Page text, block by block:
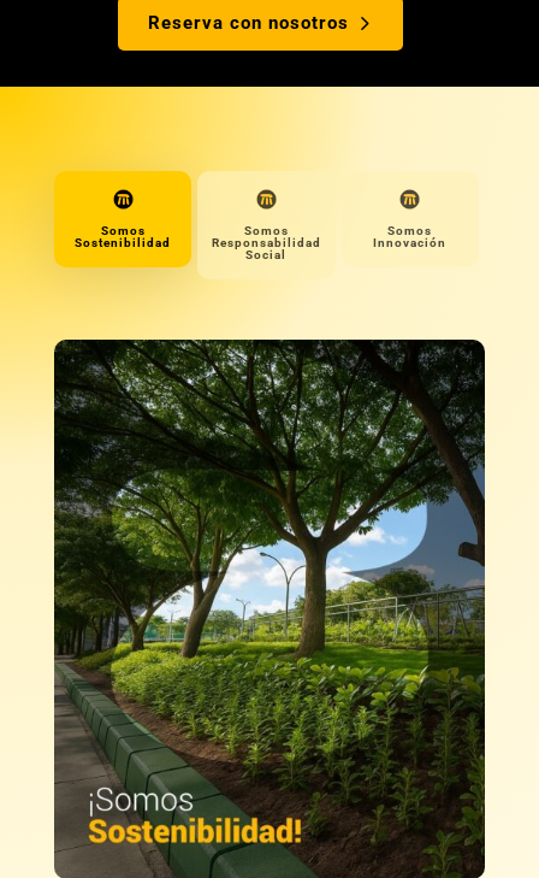
Reserva con nosotros
Somos
Sostenibilidad
Somos
Responsabilidad
Social
Somos
Innovación